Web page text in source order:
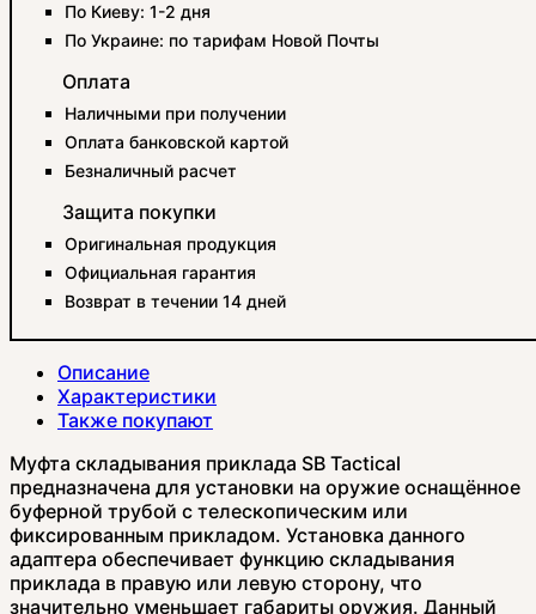
По Киеву: 1-2 дня
По Украине: по тарифам Новой Почты
Оплата
Наличными при получении
Оплата банковской картой
Безналичный расчет
Защита покупки
Оригинальная продукция
Официальная гарантия
Возврат в течении 14 дней
Описание
Характеристики
Также покупают
Муфта складывания приклада SB Tactical
предназначена для установки на оружие оснащённое
буферной трубой с телескопическим или
фиксированным прикладом. Установка данного
адаптера обеспечивает функцию складывания
приклада в правую или левую сторону, что
значительно уменьшает габариты оружия. Данный